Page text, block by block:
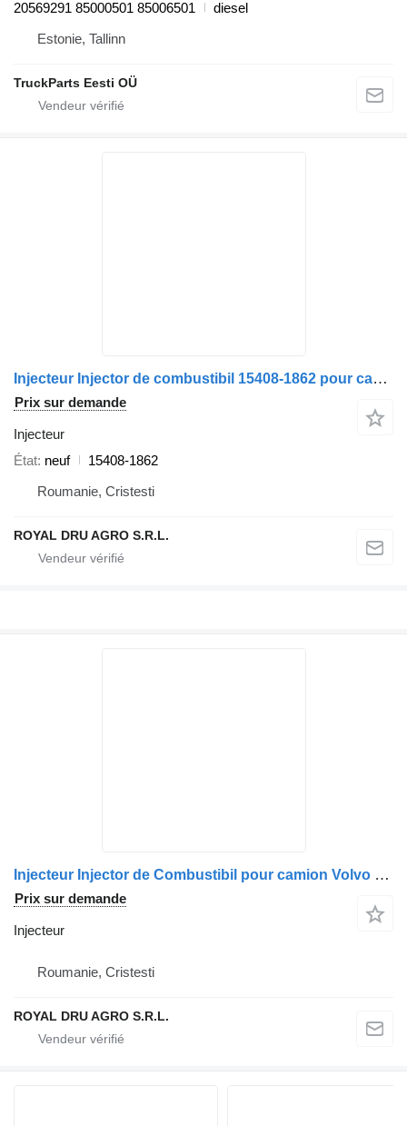
20569291 85000501 85006501
diesel
Estonie, Tallinn
TruckParts Eesti OÜ
Injecteur Injector de combustibil 15408-1862 pour camion Volvo 15408 1862
Prix sur demande
Injecteur
État neuf
15408-1862
Roumanie, Cristesti
ROYAL DRU AGRO S.R.L.
Injecteur Injector de Combustibil pour camion Volvo 20440409 8119408 20381597 3155044 8113408
Prix sur demande
Injecteur
Roumanie, Cristesti
ROYAL DRU AGRO S.R.L.